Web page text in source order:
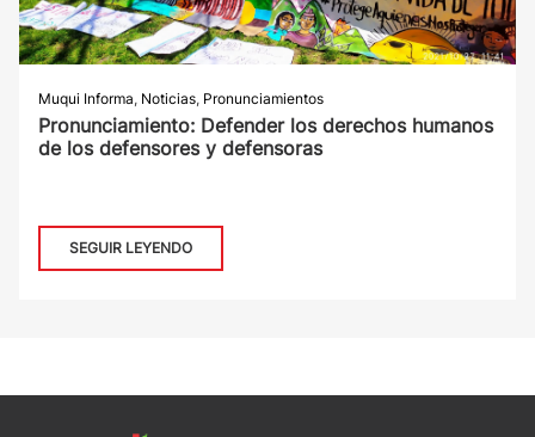
Muqui Informa, Noticias, Pronunciamientos
Pronunciamiento: Defender los derechos humanos
de los defensores y defensoras
SEGUIR LEYENDO